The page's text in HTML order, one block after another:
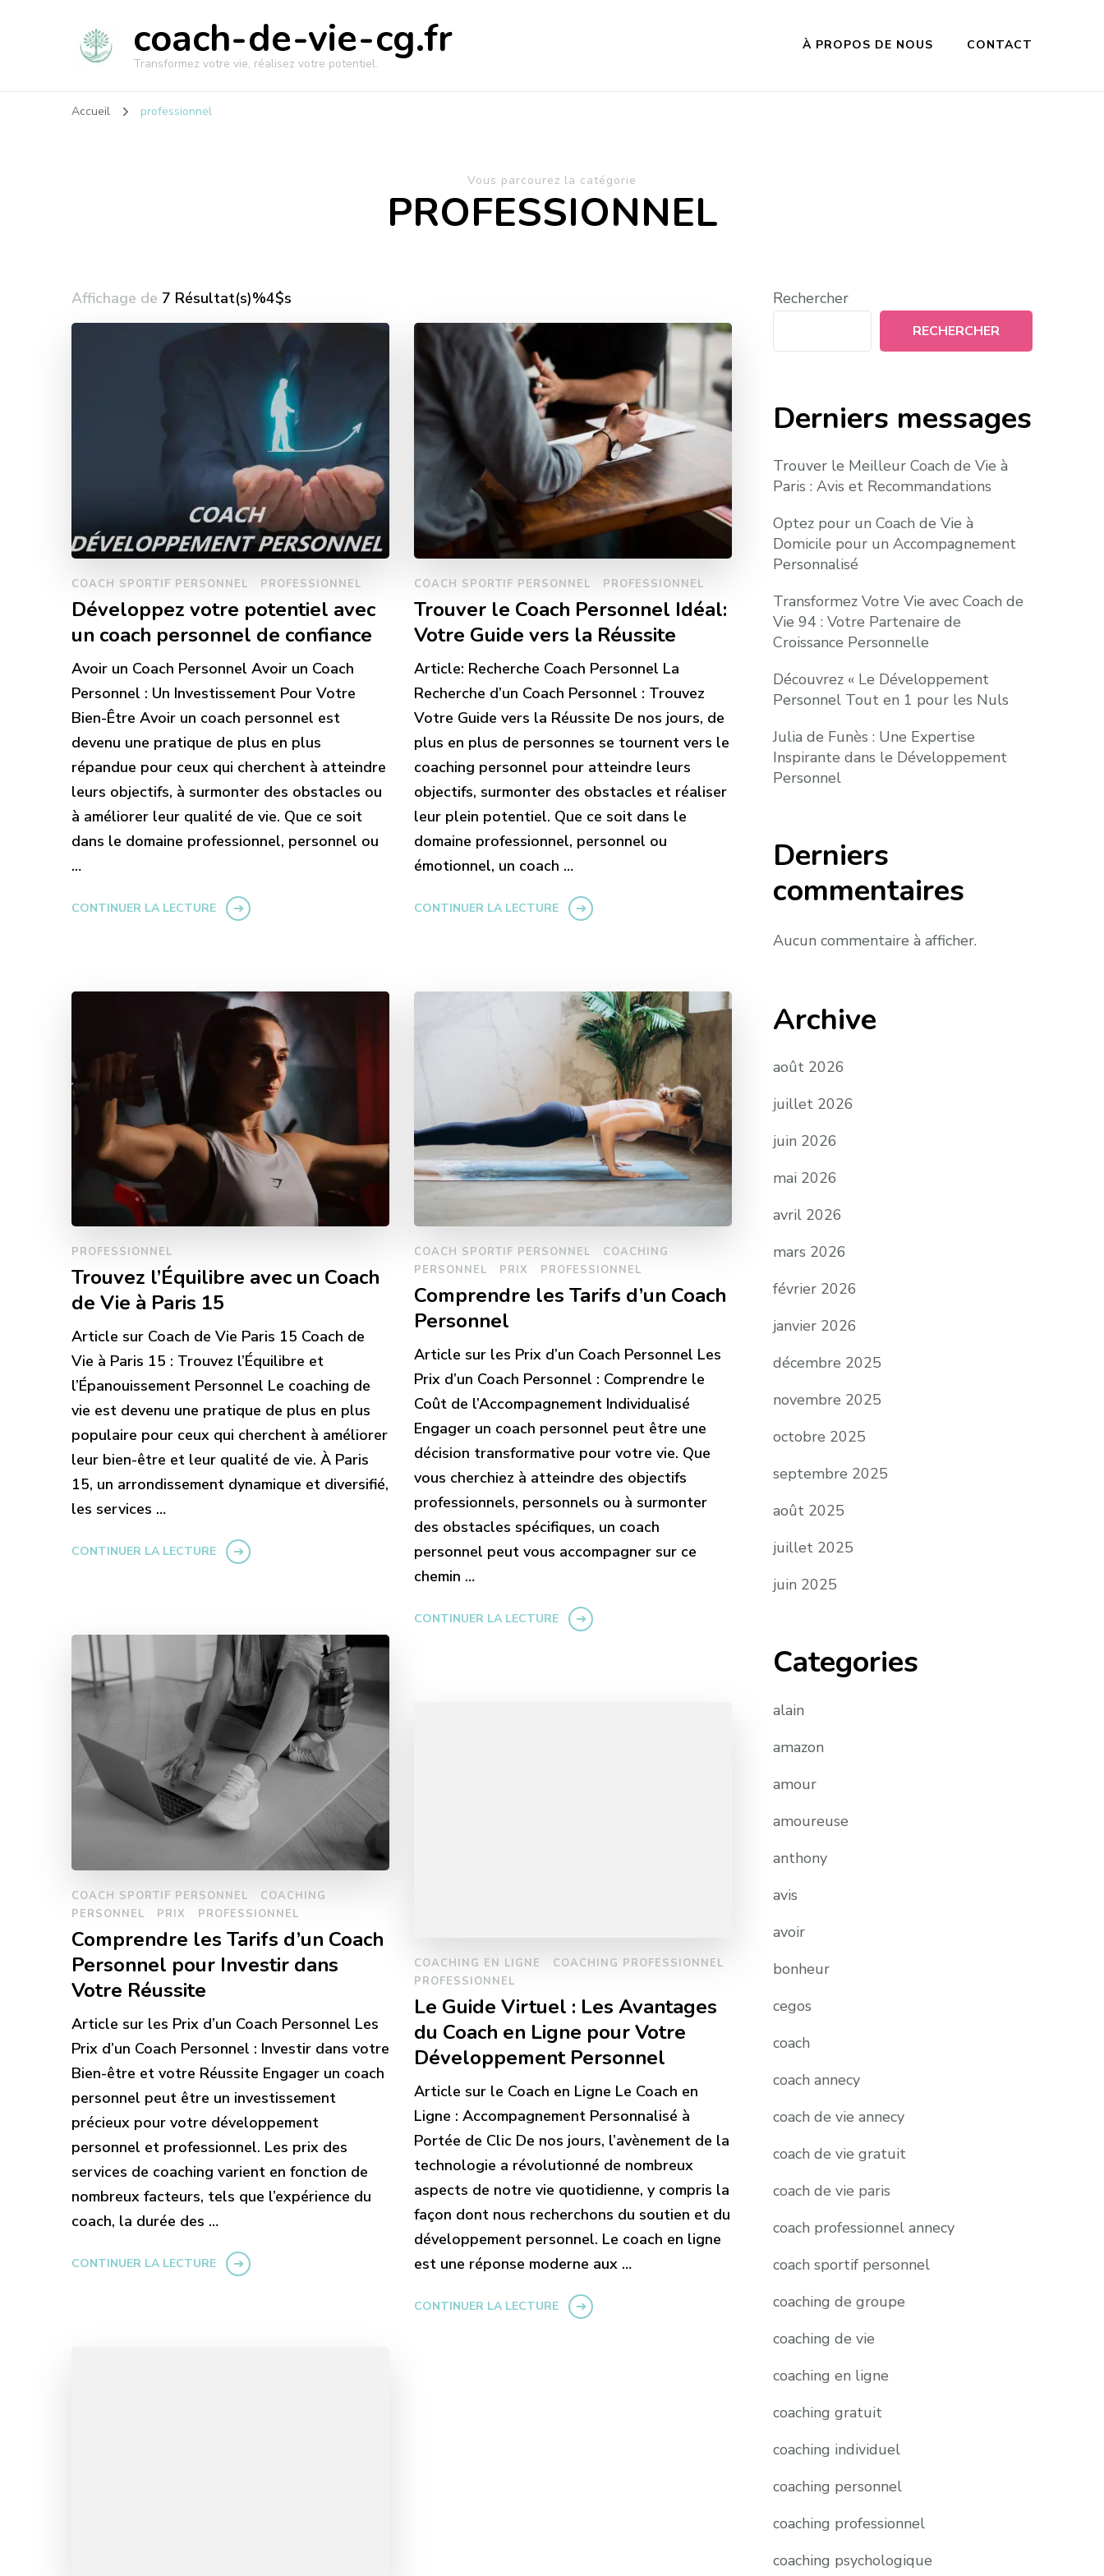
coach-de-vie-cg.fr
Transformez votre vie, réalisez votre potentiel.
À PROPOS DE NOUS CONTACT
Accueil professionnel
Vous parcourez la catégorie
PROFESSIONNEL
Affichage de 7 Résultat(s)%4$s
COACH SPORTIF PERSONNEL PROFESSIONNEL
Développez votre potentiel avec
un coach personnel de confiance
Avoir un Coach Personnel Avoir un Coach
Personnel : Un Investissement Pour Votre
Bien-Être Avoir un coach personnel est
devenu une pratique de plus en plus
répandue pour ceux qui cherchent à atteindre
leurs objectifs, à surmonter des obstacles ou
à améliorer leur qualité de vie. Que ce soit
dans le domaine professionnel, personnel ou
…
CONTINUER LA LECTURE
COACH SPORTIF PERSONNEL PROFESSIONNEL
Trouver le Coach Personnel Idéal:
Votre Guide vers la Réussite
Article: Recherche Coach Personnel La
Recherche d’un Coach Personnel : Trouvez
Votre Guide vers la Réussite De nos jours, de
plus en plus de personnes se tournent vers le
coaching personnel pour atteindre leurs
objectifs, surmonter des obstacles et réaliser
leur plein potentiel. Que ce soit dans le
domaine professionnel, personnel ou
émotionnel, un coach …
CONTINUER LA LECTURE
PROFESSIONNEL
Trouvez l’Équilibre avec un Coach
de Vie à Paris 15
Article sur Coach de Vie Paris 15 Coach de
Vie à Paris 15 : Trouvez l’Équilibre et
l’Épanouissement Personnel Le coaching de
vie est devenu une pratique de plus en plus
populaire pour ceux qui cherchent à améliorer
leur bien-être et leur qualité de vie. À Paris
15, un arrondissement dynamique et diversifié,
les services …
CONTINUER LA LECTURE
COACH SPORTIF PERSONNEL
COACHING
PERSONNEL
PRIX PROFESSIONNEL
Comprendre les Tarifs d’un Coach
Personnel
Article sur les Prix d’un Coach Personnel Les
Prix d’un Coach Personnel : Comprendre le
Coût de l’Accompagnement Individualisé
Engager un coach personnel peut être une
décision transformative pour votre vie. Que
vous cherchiez à atteindre des objectifs
professionnels, personnels ou à surmonter
des obstacles spécifiques, un coach
personnel peut vous accompagner sur ce
chemin …
CONTINUER LA LECTURE
COACH SPORTIF PERSONNEL
COACHING
PERSONNEL
PRIX PROFESSIONNEL
Comprendre les Tarifs d’un Coach
Personnel pour Investir dans
Votre Réussite
Article sur les Prix d’un Coach Personnel Les
Prix d’un Coach Personnel : Investir dans votre
Bien-être et votre Réussite Engager un coach
personnel peut être un investissement
précieux pour votre développement
personnel et professionnel. Les prix des
services de coaching varient en fonction de
nombreux facteurs, tels que l’expérience du
coach, la durée des …
CONTINUER LA LECTURE
COACHING EN LIGNE
COACHING PROFESSIONNEL
PROFESSIONNEL
Le Guide Virtuel : Les Avantages
du Coach en Ligne pour Votre
Développement Personnel
Article sur le Coach en Ligne Le Coach en
Ligne : Accompagnement Personnalisé à
Portée de Clic De nos jours, l’avènement de la
technologie a révolutionné de nombreux
aspects de notre vie quotidienne, y compris la
façon dont nous recherchons du soutien et du
développement personnel. Le coach en ligne
est une réponse moderne aux …
CONTINUER LA LECTURE
Rechercher
RECHERCHER
Derniers messages
Trouver le Meilleur Coach de Vie à
Paris : Avis et Recommandations
Optez pour un Coach de Vie à
Domicile pour un Accompagnement
Personnalisé
Transformez Votre Vie avec Coach de
Vie 94 : Votre Partenaire de
Croissance Personnelle
Découvrez « Le Développement
Personnel Tout en 1 pour les Nuls
Julia de Funès : Une Expertise
Inspirante dans le Développement
Personnel
Derniers
commentaires
Aucun commentaire à afficher.
Archive
août 2026
juillet 2026
juin 2026
mai 2026
avril 2026
mars 2026
février 2026
janvier 2026
décembre 2025
novembre 2025
octobre 2025
septembre 2025
août 2025
juillet 2025
juin 2025
Categories
alain
amazon
amour
amoureuse
anthony
avis
avoir
bonheur
cegos
coach
coach annecy
coach de vie annecy
coach de vie gratuit
coach de vie paris
coach professionnel annecy
coach sportif personnel
coaching de groupe
coaching de vie
coaching en ligne
coaching gratuit
coaching individuel
coaching personnel
coaching professionnel
coaching psychologique